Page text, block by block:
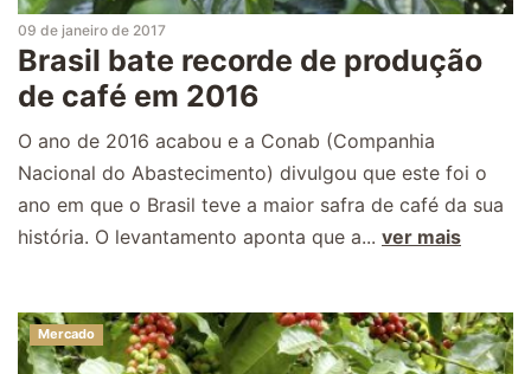
09 de janeiro de 2017
Brasil bate recorde de produção
de café em 2016
O ano de 2016 acabou e a Conab (Companhia
Nacional do Abastecimento) divulgou que este foi o
ano em que o Brasil teve a maior safra de café da sua
história. O levantamento aponta que a... ver mais
Mercado